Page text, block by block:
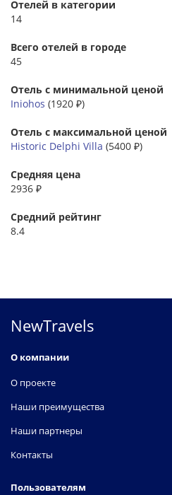
Отелей в категории
14
Всего отелей в городе
45
Отель с минимальной ценой
Iniohos (1920 ₽)
Отель с максимальной ценой
Historic Delphi Villa (5400 ₽)
Средняя цена
2936 ₽
Средний рейтинг
8.4
NewTravels
О компании
О проекте
Наши преимущества
Наши партнеры
Контакты
Пользователям